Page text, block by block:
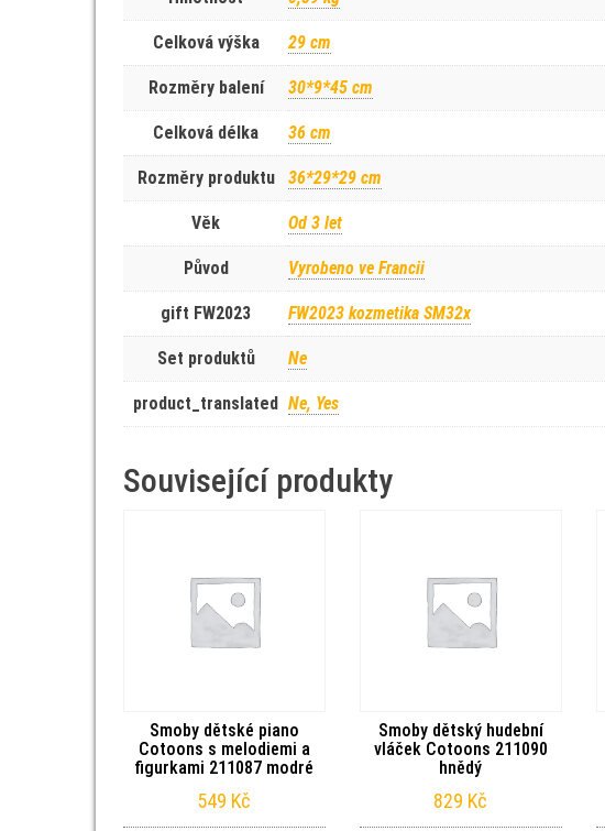
Celková výška 29 cm
Rozměry balení 30*9*45 cm
Celková délka 36 cm
Rozměry produktu 36*29*29 cm
Věk Od 3 let
Původ Vyrobeno ve Francii
gift FW2023 FW2023 kozmetika SM32x
Set produktů Ne
product_translated Ne, Yes
Související produkty
Smoby dětské piano
Cotoons s melodiemi a
figurkami 211087 modré
549 Kč
Smoby dětský hudební
vláček Cotoons 211090
hnědý
829 Kč